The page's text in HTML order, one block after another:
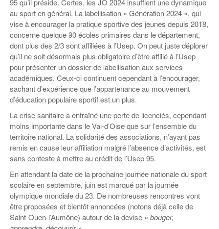
Malle pédagogique « Parcours d’exils
d’hier et d’aujourd’hui »
Espace bénévoles
Story play’r
La ligue 95 et Recyclivre
Lutte contre l’illettrisme
Education aux médias
Les veilleurs de l’info
Education verte
Formation Eco-délégué.es
Actualité Ecole
… Formations BAFD
Pour s’inscrire
Actualités loisirs
95 qu’il préside. Certes, les JO 2024 insufflent une dynamique
au sport en général. La labellisation « Génération 2024 », qui
vise à encourager la pratique sportive des jeunes depuis 2018,
concerne quelque 90 écoles primaires dans le département,
dont plus des 2/3 sont affiliées à l’Usep. On peut juste déplorer
qu’il ne soit désormais plus obligatoire d’être affilié à l’Usep
pour présenter un dossier de labellisation aux services
académiques. Ceux-ci continuent cependant à l’encourager,
sachant d’expérience que l’appartenance au mouvement
d’éducation populaire sportif est un plus.
La crise sanitaire a entraîné une perte de licenciés, cependant
moins importante dans le Val-d’Oise que sur l’ensemble du
territoire national. La solidarité des associations, n’ayant pas
remis en cause leur affiliation malgré l’absence d’activités, est
sans conteste à mettre au crédit de l’Usep 95.
En attendant la date de la prochaine journée nationale du sport
scolaire en septembre, juin est marqué par la journée
olympique mondiale du 23. De nombreuses rencontres vont
être proposées et bientôt annoncées (notons déjà celle de
Saint-Ouen-l’Aumône) autour de la devise « bouger,